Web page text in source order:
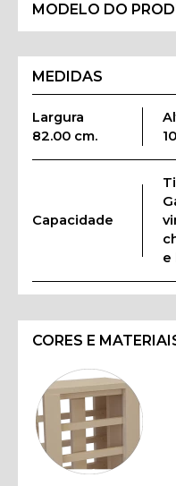
MODELO DO
MEDIDAS
Largura
82.00 cm.
Capacidade
e
CORES E